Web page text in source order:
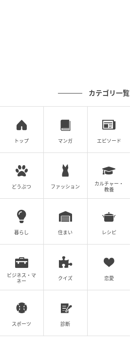
カテゴリ一覧
トップ マンガ エピソード
どうぶつ ファッション
カルチャー・
教養
暮らし 住まい レシピ
ビジネス・マ
ネー
クイズ 恋愛
スポーツ 診断